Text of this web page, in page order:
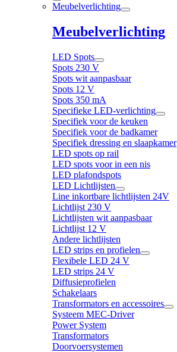
Meubelverlichting
Meubelverlichting
LED Spots
Spots 230 V
Spots wit aanpasbaar
Spots 12 V
Spots 350 mA
Specifieke LED-verlichting
Specifiek voor de keuken
Specifiek voor de badkamer
Specifiek dressing en slaapkamer
LED spots op rail
LED spots voor in een nis
LED plafondspots
LED Lichtlijsten
Line inkortbare lichtlijsten 24V
Lichtlijst 230 V
Lichtlijsten wit aanpasbaar
Lichtlijst 12 V
Andere lichtlijsten
LED strips en profielen
Flexibele LED 24 V
LED strips 24 V
Diffusieprofielen
Schakelaars
Transformators en accessoires
Systeem MEC-Driver
Power System
Transformators
Doorvoersystemen